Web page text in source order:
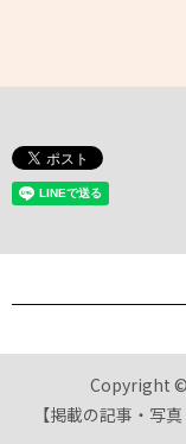
Copyright
【掲載の記事・写